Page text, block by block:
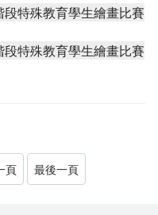
特殊教育學生繪畫比賽
特殊教育學生繪畫比賽
頁 最後一頁